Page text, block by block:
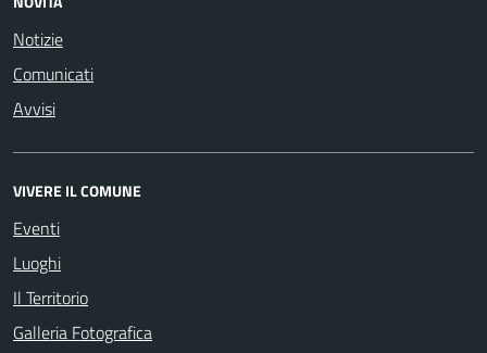
Notizie
Comunicati
Avvisi
VIVERE IL COMUNE
Eventi
Luoghi
Il Territorio
Galleria Fotografica